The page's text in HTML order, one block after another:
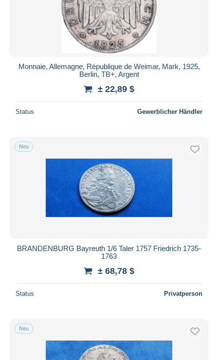
Monnaie, Allemagne, République de Weimar, Mark, 1925,
Berlin, TB+, Argent
± 22,89 $
Status Gewerblicher Händler
Neu
BRANDENBURG Bayreuth 1/6 Taler 1757 Friedrich 1735-
1763
± 68,78 $
Status Privatperson
Neu